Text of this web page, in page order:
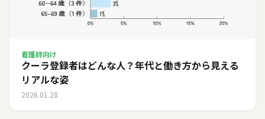
看護師向け
クーラ登録者はどんな人？年代と働き方から見える
リアルな姿
2026.01.28